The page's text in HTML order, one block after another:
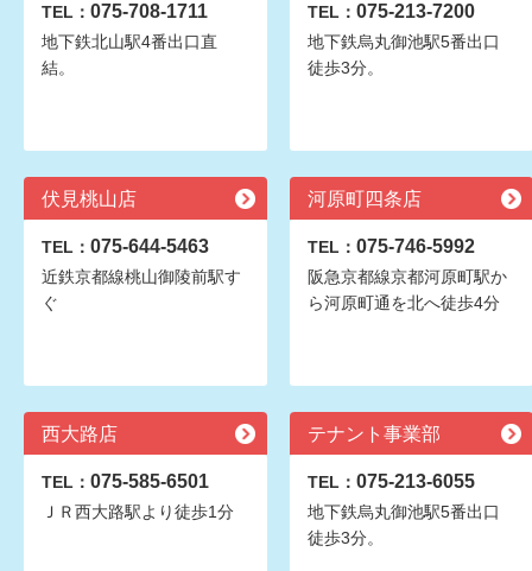
TEL： 075-708-1711
地下鉄北山駅4番出口直
結。
TEL： 075-213-7200
地下鉄烏丸御池駅5番出口
徒歩3分。
伏見桃山店
TEL： 075-644-5463
近鉄京都線桃山御陵前駅す
ぐ
河原町四条店
TEL： 075-746-5992
阪急京都線京都河原町駅か
ら河原町通を北へ徒歩4分
西大路店
TEL： 075-585-6501
ＪＲ西大路駅より徒歩1分
テナント事業部
TEL： 075-213-6055
地下鉄烏丸御池駅5番出口
徒歩3分。